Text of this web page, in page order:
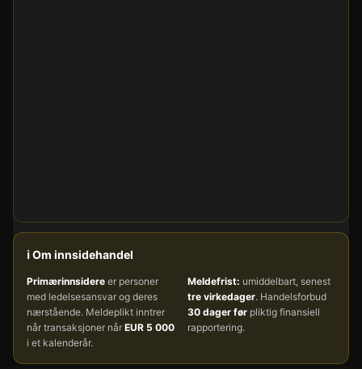
ℹ️ Om innsidehandel
Primærinnsidere er personer
med ledelsesansvar og deres
nærstående. Meldeplikt inntrer
når transaksjoner når EUR 5 000
i et kalenderår.
Meldefrist: umiddelbart, senest
tre virkedager. Handelsforbud
30 dager før pliktig finansiell
rapportering.